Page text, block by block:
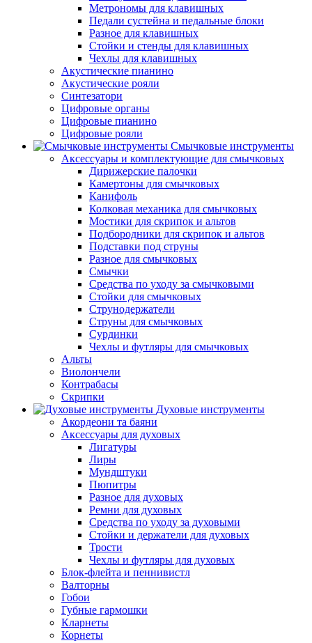
Метрономы для клавишных
Педали сустейна и педальные блоки
Разное для клавишных
Стойки и стенды для клавишных
Чехлы для клавишных
Акустические пианино
Акустические рояли
Синтезатори
Цифровые органы
Цифровые пианино
Цифровые рояли
Смычковые инструменты
Аксессуары и комплектующие для смычковых
Дирижерские палочки
Камертоны для смычковых
Канифоль
Колковая механика для смычковых
Мостики для скрипок и альтов
Подбородники для скрипок и альтов
Подставки под струны
Разное для смычковых
Смычки
Средства по уходу за смычковыми
Стойки для смычковых
Струнодержатели
Струны для смычковых
Сурдинки
Чехлы и футляры для смычковых
Альты
Виолончели
Контрабасы
Скрипки
Духовые инструменты
Акордеони та баяни
Аксессуары для духовых
Лигатуры
Лиры
Мундштуки
Пюпитры
Разное для духовых
Ремни для духовых
Средства по уходу за духовыми
Стойки и держатели для духовых
Трости
Чехлы и футляры для духовых
Блок-флейта и пеннивистл
Валторны
Гобои
Губные гармошки
Кларнеты
Корнеты